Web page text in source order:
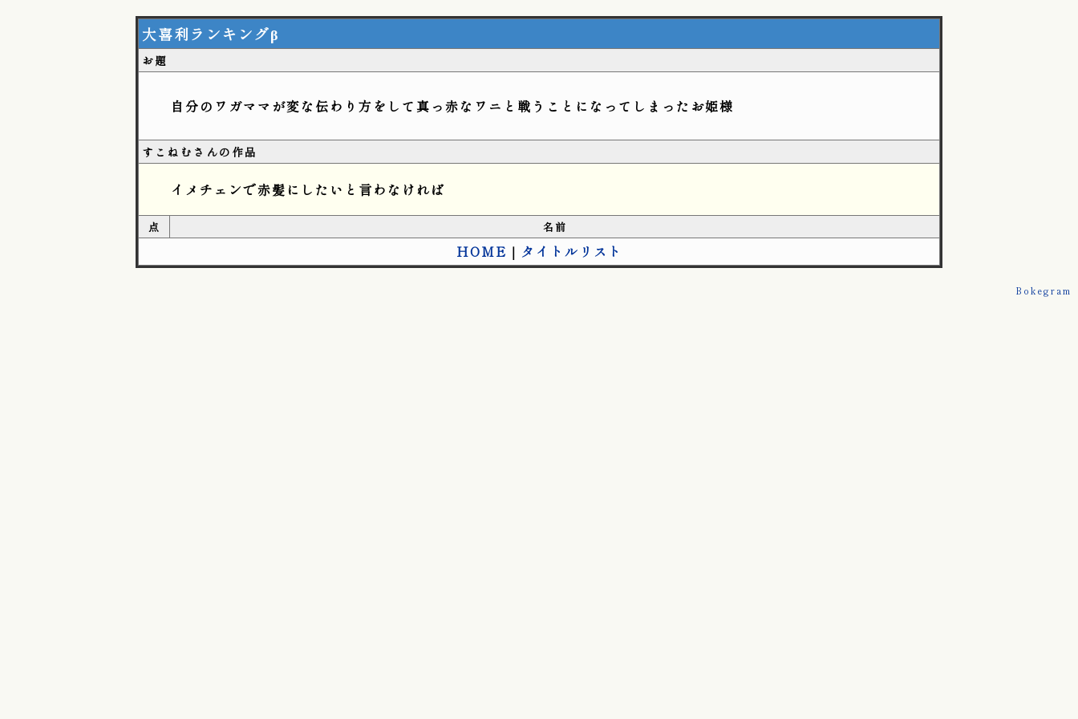
大喜利ランキングβ
お題
自分のワガママが変な伝わり方をして真っ赤なワニと戦うことになってしまったお姫様
すこねむさんの作品
イメチェンで赤髪にしたいと言わなければ
点 名前
HOME ｜ タイトルリスト
Bokegram